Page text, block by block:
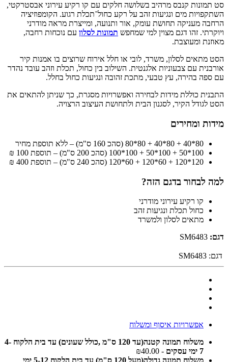
סט תמונות קנבס מרהיב בשלושה חלקים עם קו רקיע עירוני אבסטרקטי,
השתקפויות מים ונגיעות זהב על רקע כחול־תכלת רגוע. הקומפוזיציה
הרחבה מעניקה תחושת עומק, אור ותנועה, ומייצרת מראה מודרני
ויוקרתי. זהו דגם מצוין למי שמחפש תמונות לסלון עם נוכחות רחבה,
מאוזנת ומעוצבת.
הסט מתאים לסלון, משרד, לובי או חלל אירוח שרוצים בו אמנות קיר
אורבנית עם צבעוניות אלגנטית. השילוב בין כחול, תכלת וזהב עובד נהדר
עם ספה בהירה, עץ טבעי, מתכת זהובה ונגיעות כחול בחלל.
התבנית כוללת מידות לבחירה ואפשרויות מסגרת, כך שניתן להתאים את
הסט לגודל הקיר, לסגנון הבית ולתחושת העיצוב הרצויה.
מידות ומחירים
80*40 + 80*40 + 80*80 (סהכ 160 ס"מ) – ללא תוספת מחיר
100*50 + 100*50 + 100*100 (סהכ 200 ס"מ) – תוספת 100 ₪
120*120 + 60*120 + 60*120 (סהכ 240 ס"מ) – תוספת 400 ₪
למה לבחור בדגם הזה?
קו רקיע עירוני מודרני
כחול תכלת ונגיעות זהב
מתאים לסלון ולמשרד
דגם:
דגם: SM6483
אפשרויות איסוף ומשלוח
משלוח תמונה קטנה(עד 120 ס"מ ,כולל שעונים) עד בית הלקוח 4-
7 ימי עסקים
- ₪40.00